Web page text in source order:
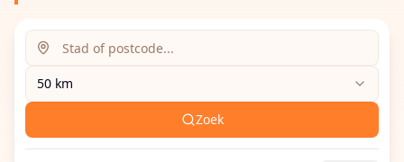
Zoeklocatie (stad of postcode)
Voer een stad, postcode of adres in om
50 km
Zoek